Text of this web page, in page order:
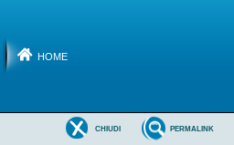
HOME
PERMALINK
CHIUDI